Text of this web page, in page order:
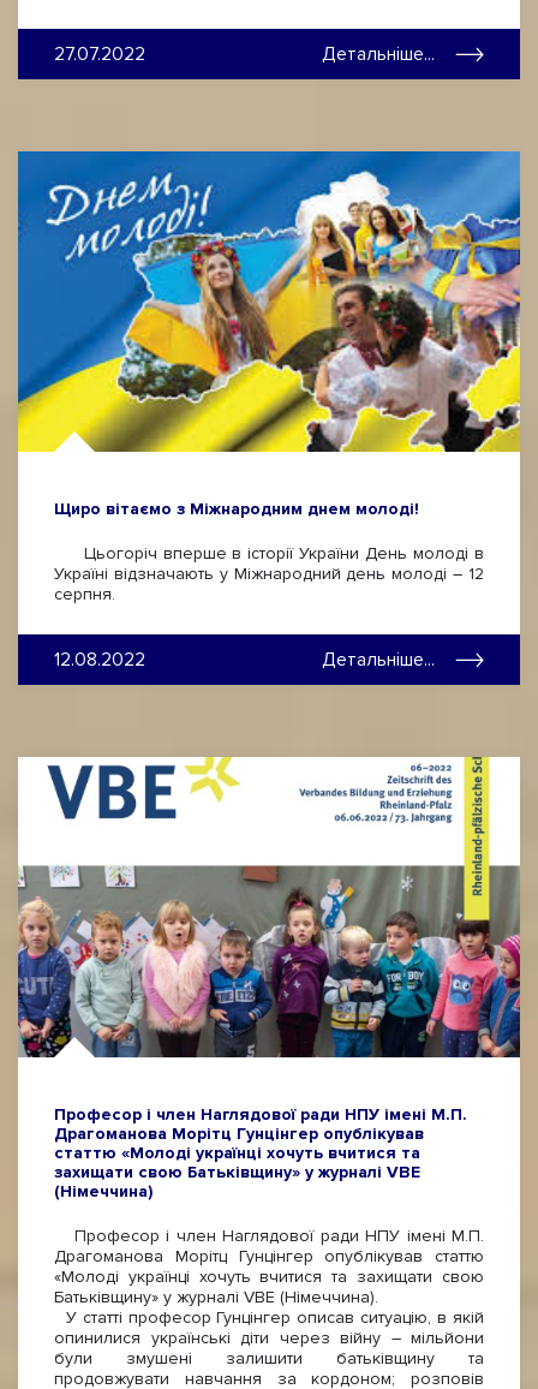
27.07.2022 Детальніше...
Щиро вітаємо з Міжнародним днем молоді!
Цьогоріч вперше в історії України День молоді в
Україні відзначають у Міжнародний день молоді – 12
серпня.
12.08.2022 Детальніше...
Професор і член Наглядової ради НПУ імені М.П.
Драгоманова Морітц Гунцінгер опублікував
статтю «Молоді українці хочуть вчитися та
захищати свою Батьківщину» у журналі VBE
(Німеччина)
Професор і член Наглядової ради НПУ імені М.П.
Драгоманова Морітц Гунцінгер опублікував статтю
«Молоді українці хочуть вчитися та захищати свою
Батьківщину» у журналі VBE (Німеччина).
У статті професор Гунцінгер описав ситуацію, в якій
опинилися українські діти через війну – мільйони
були змушені залишити батьківщину та
продовжувати навчання за кордоном; розповів